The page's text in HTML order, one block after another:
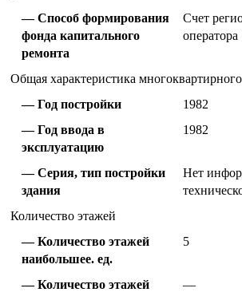
Способ формирования
фонда капитального
ремонта
Счет
оператора
Общая характеристика
Год постройки
1982
Год ввода в
эксплуатацию
1982
Серия, тип постройки
здания
Нет
Количество этажей
Количество этажей
наибольшее. ед.
5
Количество этажей
—